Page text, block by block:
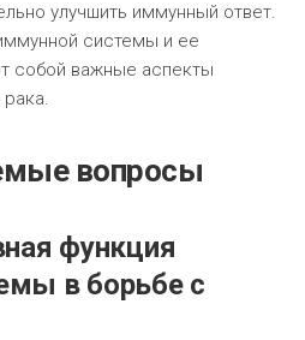
улучшить иммунный ответ.
системы и ее
собой важные аспекты
вопросы
функция
в борьбе с